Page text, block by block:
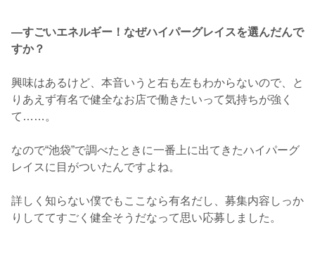
―すごいエネルギー！なぜハイパーグレイスを選んだんで
すか？
興味はあるけど、本音いうと右も左もわからないので、と
りあえず有名で健全なお店で働きたいって気持ちが強く
て……。
なので“池袋”で調べたときに一番上に出てきたハイパーグ
レイスに目がついたんですよね。
詳しく知らない僕でもここなら有名だし、募集内容しっか
りしててすごく健全そうだなって思い応募しました。